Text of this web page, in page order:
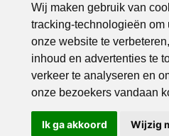
Wij maken gebruik van
tracking-technologieën om
onze website te
inhoud en advertenties te
verkeer te analyseren en
onze bezoekers vandaan
Ik ga akkoord Wijzig